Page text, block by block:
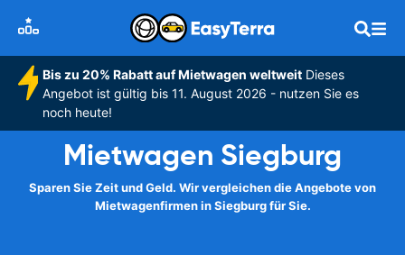
Bis zu 20% Rabatt auf Mietwagen weltweitDieses
Angebot ist gültig bis 11. August 2026 - nutzen Sie es
noch heute!
Mietwagen Siegburg
Sparen Sie Zeit und Geld. Wir vergleichen die Angebote von
Mietwagenfirmen in Siegburg für Sie.